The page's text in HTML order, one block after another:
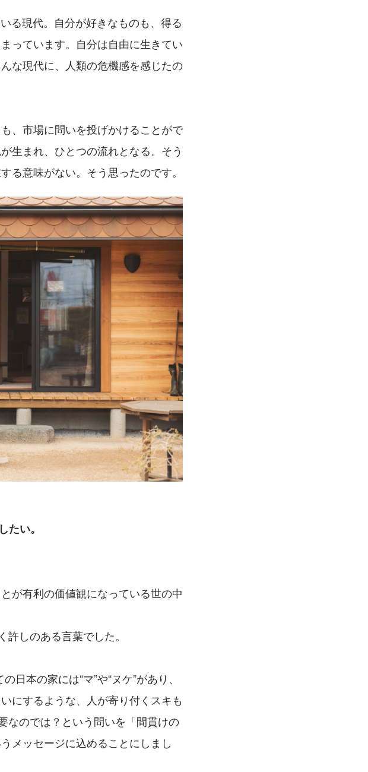
る現代。自分が好きなものも、得る
っています。自分は自由に生きてい
な現代に、人類の危機感を感じたの
、市場に問いを投げかけることがで
生まれ、ひとつの流れとなる。そう
る意味がない。そう思ったのです。
たい。
が有利の価値観になっている世の中
しのある言葉でした。
日本の家には“マ”や“ヌケ”があり、
にするような、人が寄り付くスキも
なのでは？という問いを「間貫けの
メッセージに込めることにしまし